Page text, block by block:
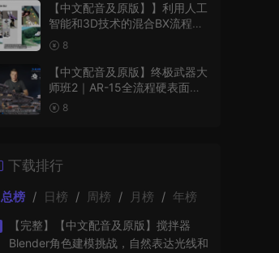
【中文配音及原版】】利用人工
智能和3D技术的混合BX流程和
品牌艺术设计
8
【中文配音及原版】终极武器大
师班2｜AR-15全流程硬表面王
者课（中文语音版+中文字幕版
8
下载排行
总榜 / 日榜 / 周榜 / 月榜 / 年榜
【完整】【中文配音及原版】搅拌器
Blender角色建模挑战，自然表达光线和